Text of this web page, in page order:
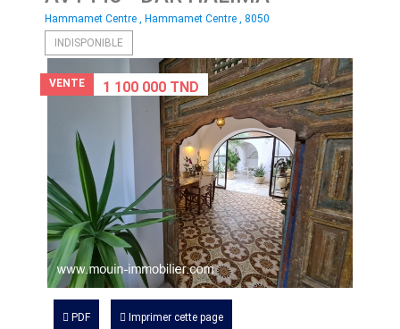
Hammamet Centre , Hammamet Centre , 8050
INDISPONIBLE
VENTE 1 100 000 TND
PDF Imprimer cette page